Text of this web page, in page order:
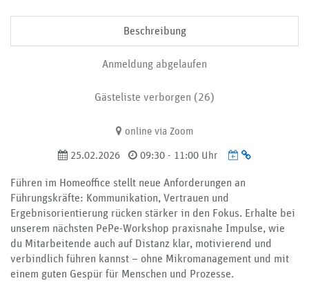
Beschreibung
Anmeldung abgelaufen
Gästeliste verborgen (26)
online via Zoom
25.02.2026 09:30 - 11:00 Uhr
Termin
kopieren
Führen im Homeoffice stellt neue Anforderungen an
Führungskräfte: Kommunikation, Vertrauen und
Ergebnisorientierung rücken stärker in den Fokus. Erhalte bei
unserem nächsten PePe-Workshop praxisnahe Impulse, wie
du Mitarbeitende auch auf Distanz klar, motivierend und
verbindlich führen kannst – ohne Mikromanagement und mit
einem guten Gespür für Menschen und Prozesse.